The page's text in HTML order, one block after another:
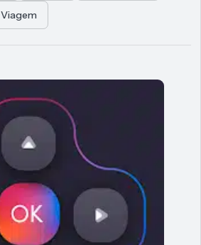
Viagem